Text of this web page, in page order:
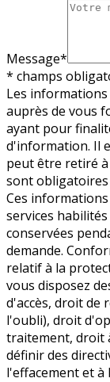
Message*
* champs
Les
auprès de vous
ayant pour
d'information. Il
peut être retiré
sont
Ces
services
conservées
demande.
relatif à la
vous disposez
d'accès, droit de
l'oubli), droit
traitement, droit
définir des
l'effacement et à